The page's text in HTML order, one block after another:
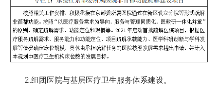
2.组团医院与基层医疗卫生服务体系建设。